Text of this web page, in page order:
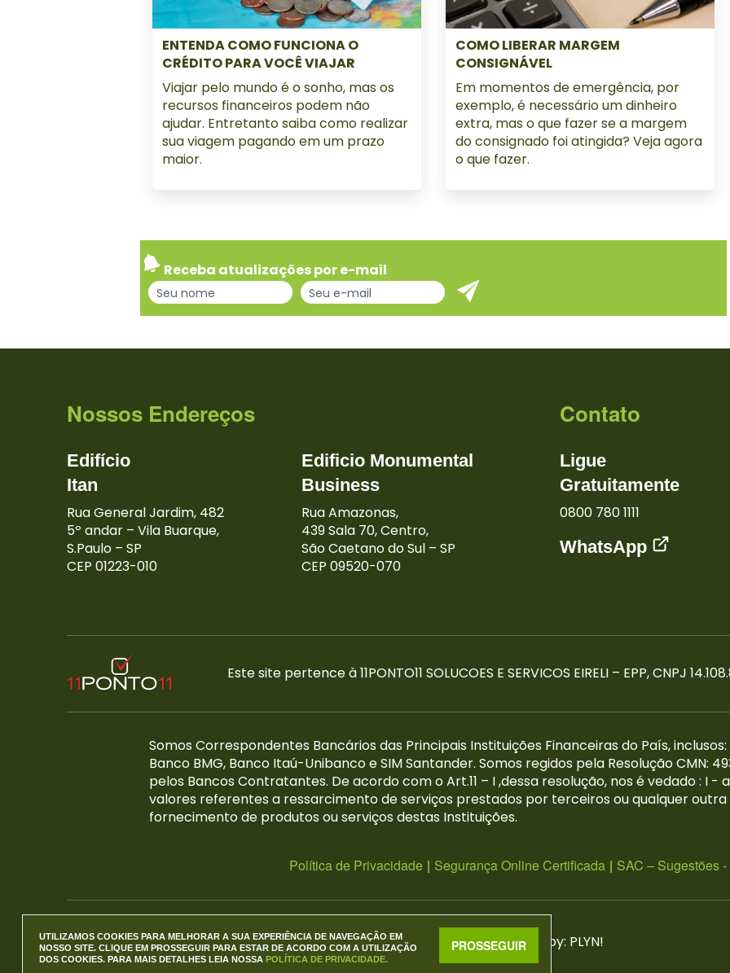
ENTENDA COMO FUNCIONA O
CRÉDITO PARA VOCÊ VIAJAR
Viajar pelo mundo é o sonho, mas os
recursos financeiros podem não
ajudar. Entretanto saiba como realizar
sua viagem pagando em um prazo
maior.
COMO LIBERAR MARGEM
CONSIGNÁVEL
Em momentos de emergência, por
exemplo, é necessário um dinheiro
extra, mas o que fazer se a margem
do consignado foi atingida? Veja agora
o que fazer.
Receba atualizações por e-mail
Nossos Endereços
Edifício
Itan
Rua General Jardim, 482
5º andar – Vila Buarque,
S.Paulo – SP
CEP 01223-010
Edificio Monumental
Business
Rua Amazonas,
439 Sala 70, Centro,
São Caetano do Sul – SP
CEP 09520-070
Contato
Ligue
Gratuitamente
0800 780 1111
WhatsApp
Este site pertence à 11PONTO11 SOLUCOES E SERVICOS EIRELI – EPP, CNPJ
Somos Correspondentes Bancários das Principais Instituições Financeiras do País,
Banco BMG, Banco Itaú-Unibanco e SIM Santander. Somos regidos pela Resolução CMN:
pelos Bancos Contratantes. De acordo com o Art.11 – I ,dessa resolução, nos é vedado : I
valores referentes a ressarcimento de serviços prestados por terceiros ou qualquer
fornecimento de produtos ou serviços destas Instituições.
Política de Privacidade | Segurança Online Certificada | SAC – Sugestões
Website by: PLYN!
UTILIZAMOS COOKIES PARA MELHORAR A SUA EXPERIÊNCIA DE NAVEGAÇÃO EM
NOSSO SITE. CLIQUE EM PROSSEGUIR PARA ESTAR DE ACORDO COM A UTILIZAÇÃO
DOS COOKIES. PARA MAIS DETALHES LEIA NOSSA POLÍTICA DE PRIVACIDADE.
PROSSEGUIR